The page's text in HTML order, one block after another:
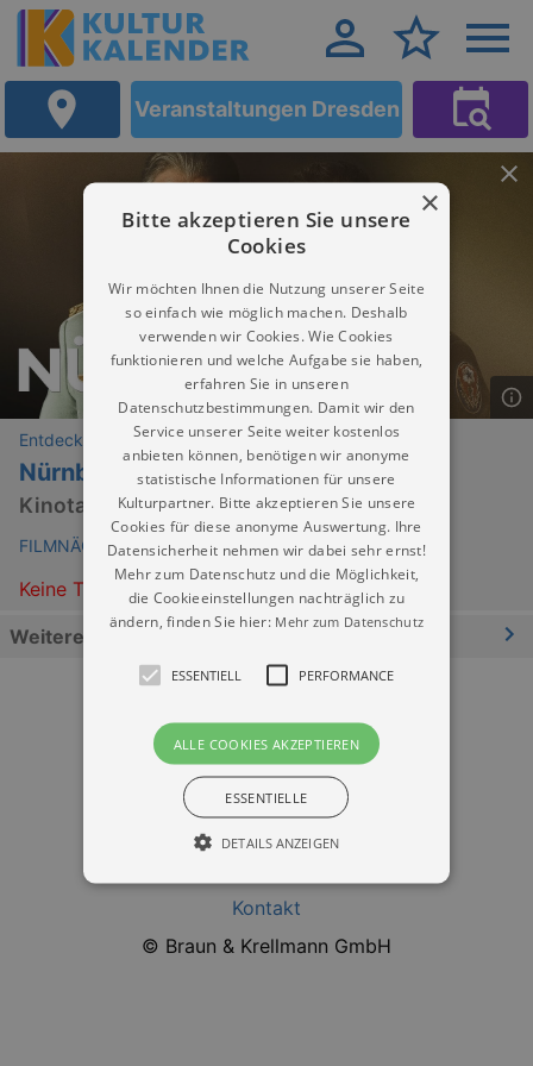
Veranstaltungen Dresden
Entdeckungen
Nürnberg
Kinotag
FILMNÄCHTE AM ELBUFER Dresden
Keine Termine
Weitere Informationen
Datenschutz
Kontakt
© Braun & Krellmann GmbH
×
Bitte akzeptieren Sie unsere
Cookies
Wir möchten Ihnen die Nutzung unserer Seite
so einfach wie möglich machen. Deshalb
verwenden wir Cookies. Wie Cookies
funktionieren und welche Aufgabe sie haben,
erfahren Sie in unseren
Datenschutzbestimmungen. Damit wir den
Service unserer Seite weiter kostenlos
anbieten können, benötigen wir anonyme
statistische Informationen für unsere
Kulturpartner. Bitte akzeptieren Sie unsere
Cookies für diese anonyme Auswertung. Ihre
Datensicherheit nehmen wir dabei sehr ernst!
Mehr zum Datenschutz und die Möglichkeit,
die Cookieeinstellungen nachträglich zu
ändern, finden Sie hier: Mehr zum Datenschutz
ESSENTIELL PERFORMANCE
ALLE COOKIES AKZEPTIEREN
ESSENTIELLE
DETAILS ANZEIGEN